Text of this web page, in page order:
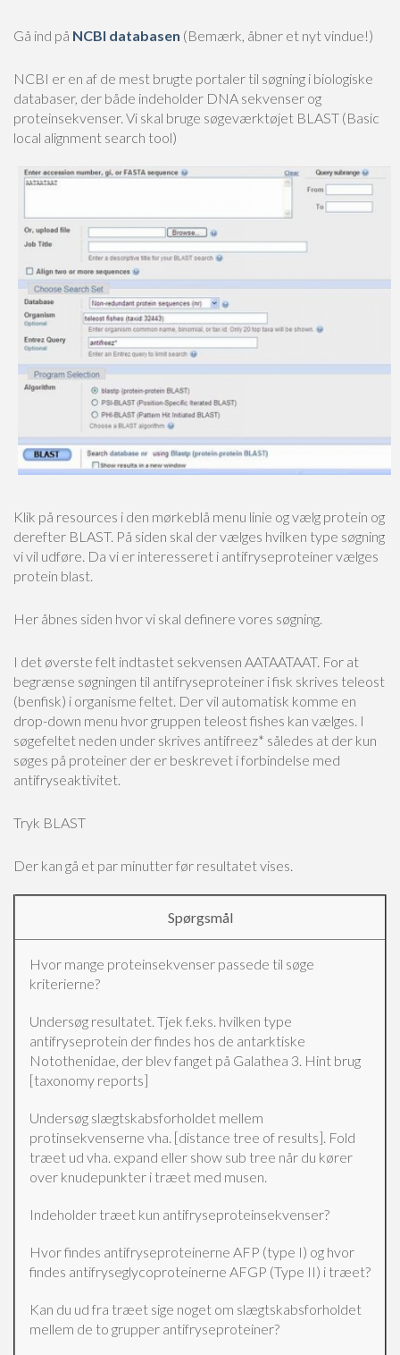
Gå ind på NCBI databasen (Bemærk, åbner et nyt vindue!)
NCBI er en af de mest brugte portaler til søgning i biologiske
databaser, der både indeholder DNA sekvenser og
proteinsekvenser. Vi skal bruge søgeværktøjet BLAST (Basic
local alignment search tool)
Klik på resources i den mørkeblå menu linie og vælg protein og
derefter BLAST. På siden skal der vælges hvilken type søgning
vi vil udføre. Da vi er interesseret i antifryseproteiner vælges
protein blast.
Her åbnes siden hvor vi skal definere vores søgning.
I det øverste felt indtastet sekvensen AATAATAAT. For at
begrænse søgningen til antifryseproteiner i fisk skrives teleost
(benfisk) i organisme feltet. Der vil automatisk komme en
drop-down menu hvor gruppen teleost fishes kan vælges. I
søgefeltet neden under skrives antifreez* således at der kun
søges på proteiner der er beskrevet i forbindelse med
antifryseaktivitet.
Tryk BLAST
Der kan gå et par minutter før resultatet vises.
Spørgsmål
Hvor mange proteinsekvenser passede til søge
kriterierne?
Undersøg resultatet. Tjek f.eks. hvilken type
antifryseprotein der findes hos de antarktiske
Notothenidae, der blev fanget på Galathea 3. Hint brug
[taxonomy reports]
Undersøg slægtskabsforholdet mellem
protinsekvenserne vha. [distance tree of results]. Fold
træet ud vha. expand eller show sub tree når du kører
over knudepunkter i træet med musen.
Indeholder træet kun antifryseproteinsekvenser?
Hvor findes antifryseproteinerne AFP (type I) og hvor
findes antifryseglycoproteinerne AFGP (Type II) i træet?
Kan du ud fra træet sige noget om slægtskabsforholdet
mellem de to grupper antifryseproteiner?